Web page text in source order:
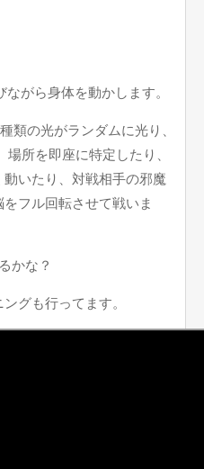
がら身体を動かします。
類の光がランダムに光り、
所を即座に特定したり、
いたり、対戦相手の邪魔
フル回転させて戦いま
かな？
グも行ってます。